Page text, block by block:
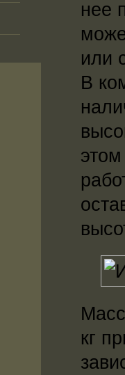
нее
или
В
кг